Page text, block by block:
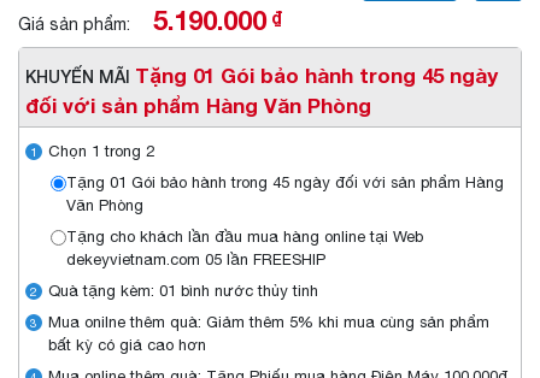
Giá sản phẩm:
5.190.000₫
KHUYẾN MÃI Tặng 01 Gói bảo hành trong 45 ngày
đối với sản phẩm Hàng Văn Phòng
1
Chọn 1 trong 2
Tặng 01 Gói bảo hành trong 45 ngày đối với sản phẩm Hàng
Văn Phòng
Tặng cho khách lần đầu mua hàng online tại Web
dekeyvietnam.com 05 lần FREESHIP
2 Quà tặng kèm: 01 bình nước thủy tinh
3
Mua onilne thêm quà: Giảm thêm 5% khi mua cùng sản phẩm
bất kỳ có giá cao hơn